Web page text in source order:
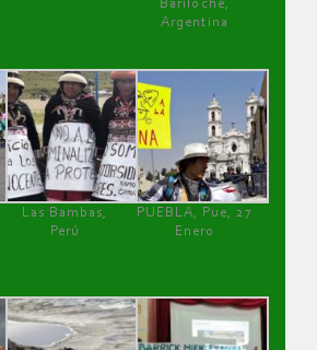
Bariloche,
Argentina
Las Bambas,
Perú
PUEBLA, Pue, 27
Enero